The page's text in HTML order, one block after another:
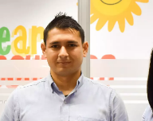
NUCLEAR
OFIS
SEDE
VEOLIA